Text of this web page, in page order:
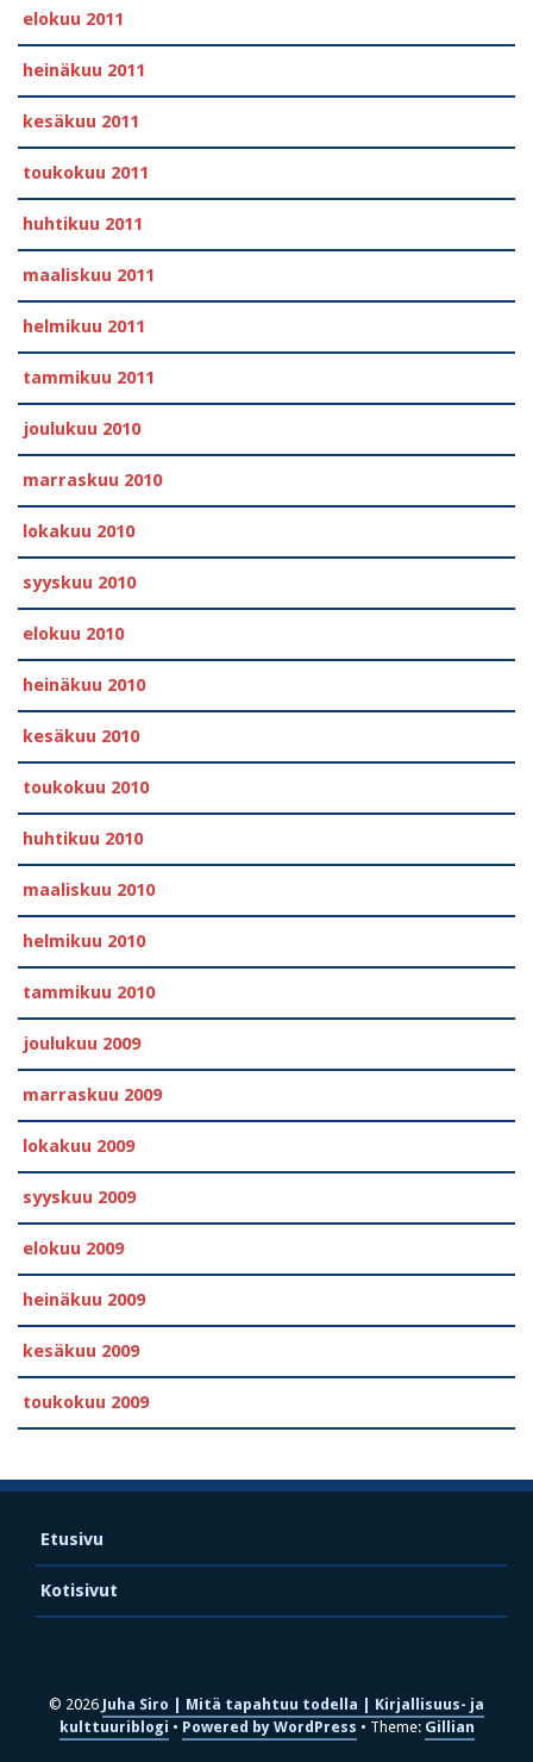
elokuu 2011
heinäkuu 2011
kesäkuu 2011
toukokuu 2011
huhtikuu 2011
maaliskuu 2011
helmikuu 2011
tammikuu 2011
joulukuu 2010
marraskuu 2010
lokakuu 2010
syyskuu 2010
elokuu 2010
heinäkuu 2010
kesäkuu 2010
toukokuu 2010
huhtikuu 2010
maaliskuu 2010
helmikuu 2010
tammikuu 2010
joulukuu 2009
marraskuu 2009
lokakuu 2009
syyskuu 2009
elokuu 2009
heinäkuu 2009
kesäkuu 2009
toukokuu 2009
Etusivu
Kotisivut
© 2026 Juha Siro | Mitä tapahtuu todella | Kirjallisuus- ja
kulttuuriblogi
Powered by WordPress Theme: Gillian